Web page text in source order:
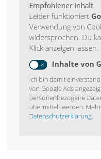
Empfohlener Inhalt
Leider funktioniert
Verwendung von
widersprochen. Du
Klick anzeigen lassen.
Inhalte von
Ich bin damit
von Google Ads
personenbezogene
übermittelt werden.
Datenschutzerklärung.